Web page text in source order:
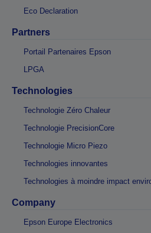
Eco Declaration
Partners
Portail Partenaires Epson
LPGA
Technologies
Technologie Zéro Chaleur
Technologie PrecisionCore
Technologie Micro Piezo
Technologies innovantes
Technologies à moindre impact
Company
Epson Europe Electronics